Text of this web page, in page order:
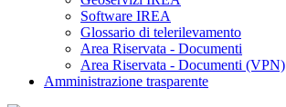
Software IREA
Glossario di telerilevamento
Area Riservata - Documenti
Area Riservata - Documenti (VPN)
Amministrazione trasparente